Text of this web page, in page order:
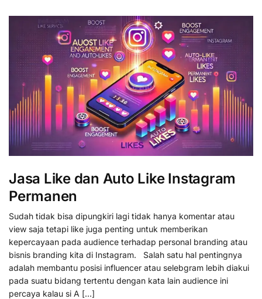
Jasa Like dan Auto Like Instagram
Permanen
Sudah tidak bisa dipungkiri lagi tidak hanya komentar atau
view saja tetapi like juga penting untuk memberikan
kepercayaan pada audience terhadap personal branding atau
bisnis branding kita di Instagram. Salah satu hal pentingnya
adalah membantu posisi influencer atau selebgram lebih diakui
pada suatu bidang tertentu dengan kata lain audience ini
percaya kalau si A […]